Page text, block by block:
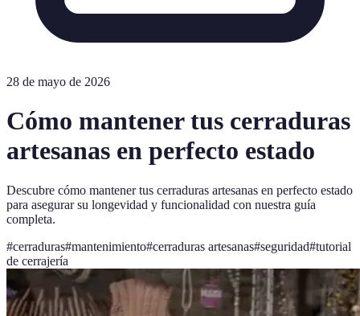
28 de mayo de 2026
Cómo mantener tus cerraduras
artesanas en perfecto estado
Descubre cómo mantener tus cerraduras artesanas en perfecto estado
para asegurar su longevidad y funcionalidad con nuestra guía
completa.
#cerraduras#mantenimiento#cerraduras artesanas#seguridad#tutorial
de cerrajería